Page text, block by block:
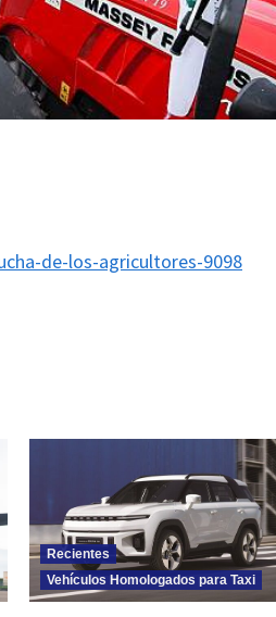
de-los-agricultores-9098
Recientes
Vehículos Homologados para Taxi